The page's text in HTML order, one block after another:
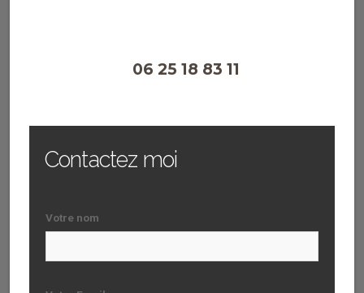
06 25 18 83 11
Contactez moi
Votre nom